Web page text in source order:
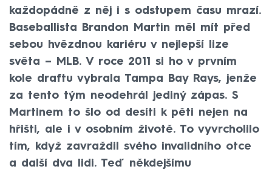
každopádně z něj i s odstupem času mrazí.
Baseballista Brandon Martin měl mít před
sebou hvězdnou kariéru v nejlepší lize
světa – MLB. V roce 2011 si ho v prvním
kole draftu vybrala Tampa Bay Rays, jenže
za tento tým neodehrál jediný zápas. S
Martinem to šlo od desíti k pěti nejen na
hřišti, ale i v osobním životě. To vyvrcholilo
tím, když zavraždil svého invalidního otce
a další dva lidi. Teď někdejšímu